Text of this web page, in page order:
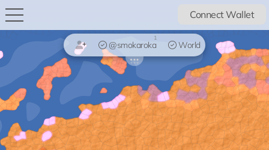
Connect Wallet
@smokaroka
1
World